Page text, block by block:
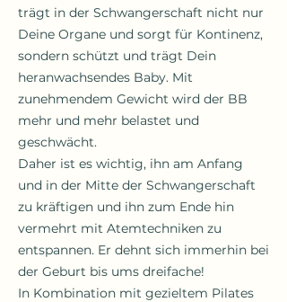
trägt in der Schwangerschaft nicht nur
Deine Organe und sorgt für Kontinenz,
sondern schützt und trägt Dein
heranwachsendes Baby. Mit
zunehmendem Gewicht wird der BB
mehr und mehr belastet und
geschwächt.
Daher ist es wichtig, ihn am Anfang
und in der Mitte der Schwangerschaft
zu kräftigen und ihn zum Ende hin
vermehrt mit Atemtechniken zu
entspannen. Er dehnt sich immerhin bei
der Geburt bis ums dreifache!
In Kombination mit gezieltem Pilates